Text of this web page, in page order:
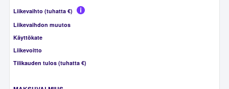
Liikevaihto (tuhatta €)
Liikevaihdon muutos
Käyttökate
Liikevoitto
Tilikauden tulos (tuhatta €)